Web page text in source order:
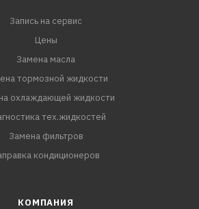
Запись на сервис
Цены
Замена масла
тормозной жидкости
охлаждающей жидкости
тех.жидкостей
Замена фильтров
кондиционеров
КОМПАНИЯ